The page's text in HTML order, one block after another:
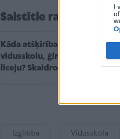
I
Saistītie raksti
Kāda atšķirība ir starp
vidusskolu, ģimnāziju un
liceju? Skaidro ministrija
Izglītība Vidusskola